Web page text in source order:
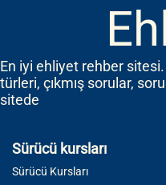
En iyi ehliyet rehber
türleri, çıkmış sorular,
sitede
Sürücü kursları
Sürücü Kursları